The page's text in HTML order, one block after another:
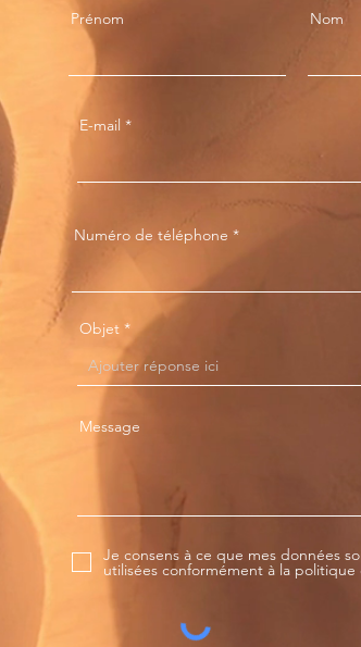
Prénom Nom
E-mail
Numéro de téléphone
Objet
Message
Je consens à ce que mes données
utilisées conformément à la